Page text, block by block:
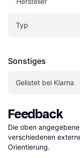
Typ
Sonstiges
Gelistet bei Klarna
Feedback
Die oben
verschiedenen
Orientierung.